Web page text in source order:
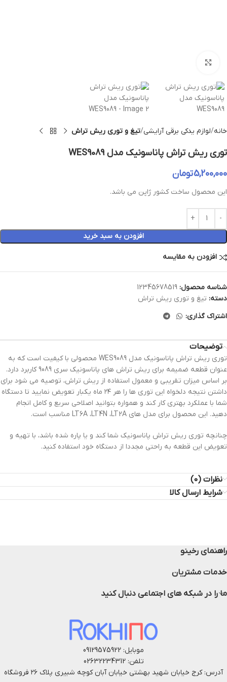
خانه لوازم یدکی برقی آرایشی تیغ و توری ریش تراش
توری ریش تراش پاناسونیک مدل WES9089
5,200,000تومان
این محصول ساخت کشور ژاپن می باشد.
افزودن به سبد خرید
افزودن به مقایسه
شناسه محصول: 12345678519
دسته: تیغ و توری ریش تراش
اشتراک گذاری:
توضیحات
توری ریش تراش پاناسونیک مدل WES9089 محصولی با کیفیت است که به
عنوان قطعه ضمیمه برای ریش تراش های پاناسونیک سری 9089 کاربرد دارد.
بر اساس میزان تقریبی و معمول استفاده از ریش تراش، توصیه می شود برای
داشتن نتیجه دلخواه این توری ها را هر ۲۴ ماه یکبار تعویض نمایید تا دستگاه
شما با عملکرد بهتری کار کند و همواره بتوانید اصلاحی سریع و کامل انجام
دهید. این محصول برای مدل های LT6A ،LT4N ،LT2A مناسب است.
چنانچه توری ریش تراش پاناسونیک شما کند و یا پاره شده باشد، با تهیه و
تعویض این قطعه به راحتی مجددا از دستگاه خود استفاده کنید.
نظرات (0)
شرایط ارسال کالا
راهنمای رخینو
خدمات مشتریان
ما را در شبکه های اجتماعی دنبال کنید
موبایل: 09129575922
تلفن: 02632234312
آدرس: کرج خیابان شهید بهشتی خیابان آبان کوچه شبیری پلاک ۲۶ فروشگاه